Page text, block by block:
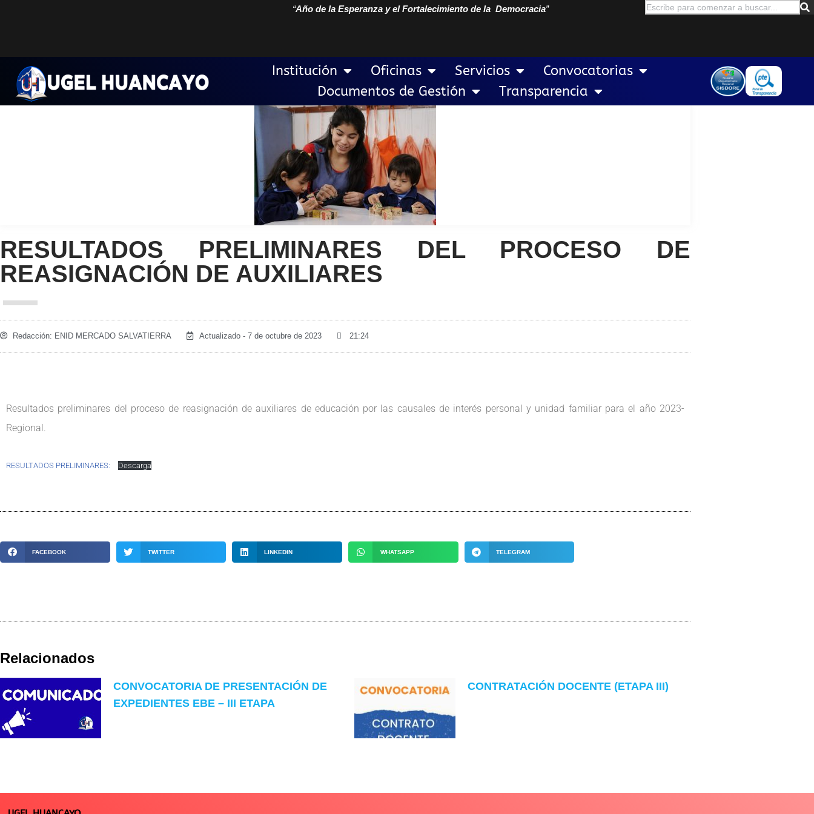
contenido
“Año de la Esperanza y el Fortalecimiento de la Democracia”
Institución Oficinas Servicios
Convocatorias
Documentos de Gestión
Transparencia
RESULTADOS PRELIMINARES DEL PROCESO DE
REASIGNACIÓN DE AUXILIARES
Redacción: ENID MERCADO SALVATIERRA Actualizado - 7 de octubre de 2023 21:24
Resultados preliminares del proceso de reasignación de auxiliares de educación por las causales de interés personal y unidad familiar para el año 2023-
Regional.
RESULTADOS PRELIMINARES: Descarga
FACEBOOK TWITTER LINKEDIN WHATSAPP TELEGRAM
Relacionados
CONVOCATORIA DE PRESENTACIÓN DE
EXPEDIENTES EBE – III ETAPA
CONTRATACIÓN DOCENTE (ETAPA III)